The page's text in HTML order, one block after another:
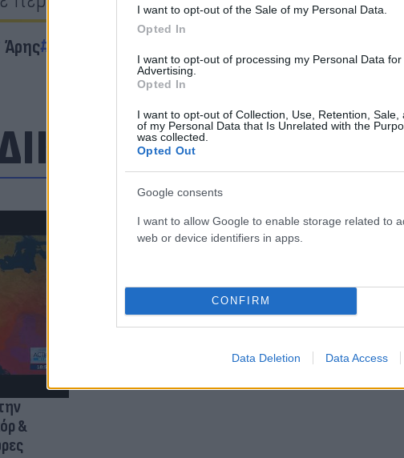
I want to opt-out of the Sale of my Personal Data.
Opted In
I want to opt-out of processing my Personal Data for
Advertising.
Opted In
I want to opt-out of Collection, Use, Retention, Sale,
of my Personal Data that Is Unrelated with the
was collected.
Opted Out
Google consents
I want to allow Google to enable storage related to
web or device identifiers in apps.
CONFIRM
Data Deletion Data Access
Άρης
&
Πανζουρλισμός στην παρουσίαση του
Σαλάχ - Χιλιάδες κόσμου στο γήπεδο
της Τραμπζονσπόρ (video)
Και